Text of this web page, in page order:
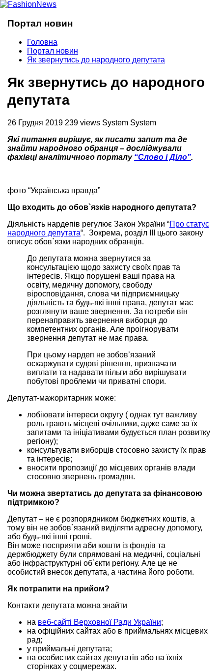
Портал новин
Головна
Портал новин
Як звернутись до народного депутата
Як звернутись до народного
депутата
26 Грудня 2019 239 views System System
Які питання вирішує, як писати запит та де
знайти народного обранця – досліджували
фахівці аналітичного порталу “Слово і Діло”.
фото “Українська правда”
Що входить до обов`язків народного депутата?
Діяльність нардепів регулює Закон України “Про статус
народного депутата“. Зокрема, розділ ІІІ цього закону
описує обов`язки народних обранців.
До депутата можна звернутися за
консультацією щодо захисту своїх прав та
інтересів. Якщо порушені ваші права на
освіту, медичну допомогу, свободу
віросповідання, слова чи підприємницьку
діяльність та будь-які інші права, депутат має
розглянути ваше звернення. За потреби він
перенаправить звернення виборця до
компетентних органів. Але проігнорувати
звернення депутат не має права.
При цьому нардеп не зобов’язаний
оскаржувати судові рішення, призначати
виплати та надавати пільги або вирішувати
побутові проблеми чи приватні спори.
Депутат-мажоритарник може:
лобіювати інтереси округу ( однак тут важливу
роль грають місцеві очільники, адже саме за їх
запитами та ініціативами будується план розвитку
регіону);
консультувати виборців стосовно захисту їх прав
та інтересів;
вносити пропозиції до місцевих органів влади
стосовно звернень громадян.
Чи можна звертатись до депутата за фінансовою
підтримкою?
Депутат – не є розпорядником бюджетних коштів, а
тому він не зобов`язаний виділяти адресну допомогу,
або будь-які інші гроші.
Він може посприяти аби кошти із фондів та
держбюджету були спрямовані на медичні, соціальні
або інфраструктурні об`єкти регіону. Але це не
особистий внесок депутата, а частина його роботи.
Як потрапити на прийом?
Контакти депутата можна знайти
на веб-сайті Верховної Ради України;
на офіційних сайтах або в приймальнях місцевих
рад;
у приймальні депутата;
на особистих сайтах депутатів або на їхніх
сторінках у соцмережах.